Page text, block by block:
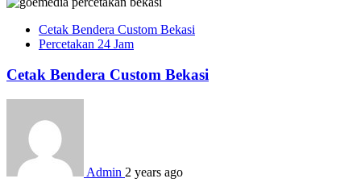
Cetak Bendera Custom Bekasi
Percetakan 24 Jam
Cetak Bendera Custom Bekasi
Admin 2 years ago